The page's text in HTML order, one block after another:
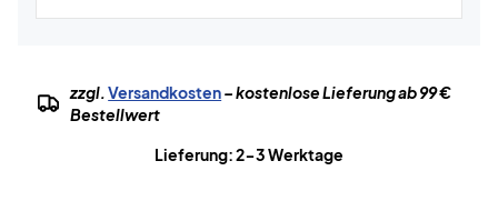
zzgl.Versandkosten– kostenlose Lieferung ab 99 €
Bestellwert
Lieferung: 2-3 Werktage